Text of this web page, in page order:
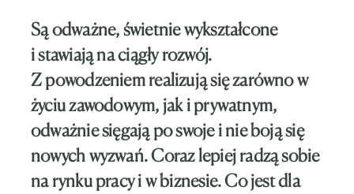
Są odważne, świetnie wykształcone
i stawiają na ciągły rozwój.
Z powodzeniem realizują się zarówno w
życiu zawodowym, jak i prywatnym,
odważnie sięgają po swoje i nie boją się
nowych wyzwań. Coraz lepiej radzą sobie
na rynku pracy i w biznesie. Co jest dla